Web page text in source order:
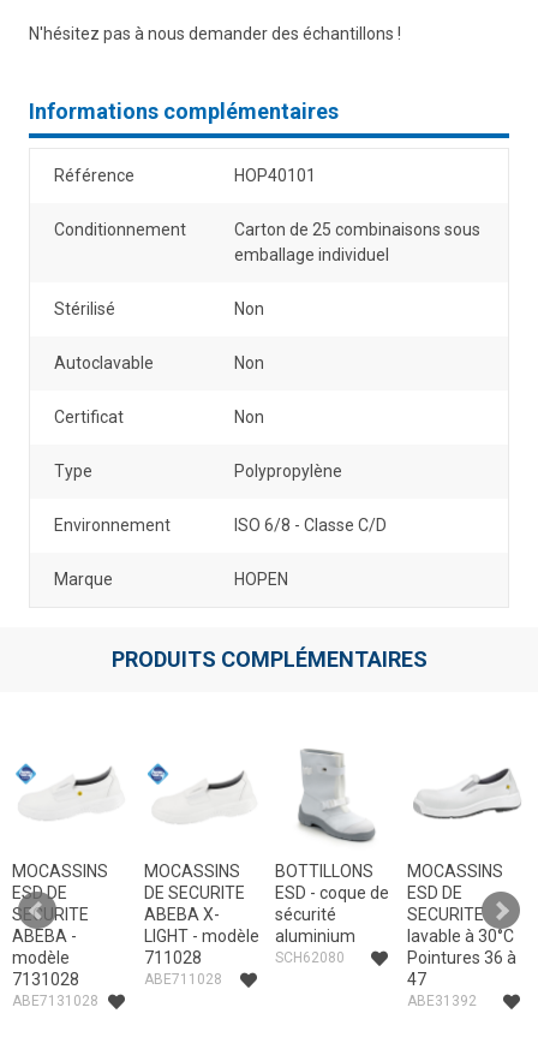
N'hésitez pas à nous demander des échantillons !
Informations complémentaires
Référence HOP40101
Conditionnement
Carton de 25 combinaisons sous
emballage individuel
Stérilisé Non
Autoclavable Non
Certificat Non
Type Polypropylène
Environnement ISO 6/8 - Classe C/D
Marque HOPEN
PRODUITS COMPLÉMENTAIRES
MOCASSINS
ESD DE
SECURITE
ABEBA -
modèle
7131028
ABE7131028
MOCASSINS
DE SECURITE
ABEBA X-
LIGHT - modèle
711028
ABE711028
BOTTILLONS
ESD - coque de
sécurité
aluminium
SCH62080
MOCASSINS
ESD DE
SECURITE
lavable à 30°C
Pointures 36 à
47
ABE31392